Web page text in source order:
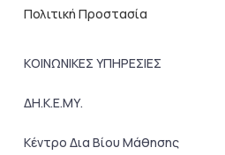
Πολιτική Προστασία
ΚΟΙΝΩΝΙΚΕΣ ΥΠΗΡΕΣΙΕΣ
ΔΗ.Κ.Ε.ΜΥ.
Κέντρο Δια Βίου Μάθησης